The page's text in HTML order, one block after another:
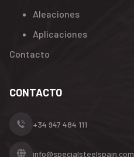
Aleaciones
Aplicaciones
Contacto
CONTACTO
+34 947 484 111
info@specialsteelspain.com